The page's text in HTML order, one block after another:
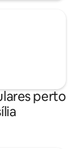
perto